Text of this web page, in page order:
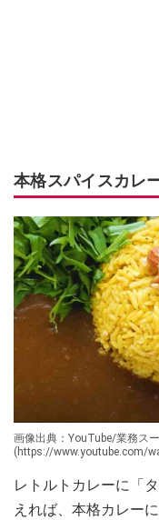
本格スパイスカレ
画像出典：YouTube/業務ス
(https://www.youtube.com/
レトルトカレーに「
えれば、本格カレー